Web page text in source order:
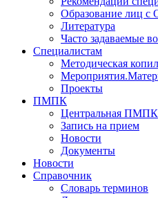
Образование лиц с
Литература
Часто задаваемые
Специалистам
Методическая
Проекты
ПМПК
Центральная ПМПК
Запись на прием
Новости
Документы
Новости
Справочник
Словарь терминов